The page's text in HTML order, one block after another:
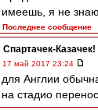
имеешь, я не знаю.
Последнее сообщение
Спартачек-Казачек!
17 май 2017 23:24
для Англии
на стадио